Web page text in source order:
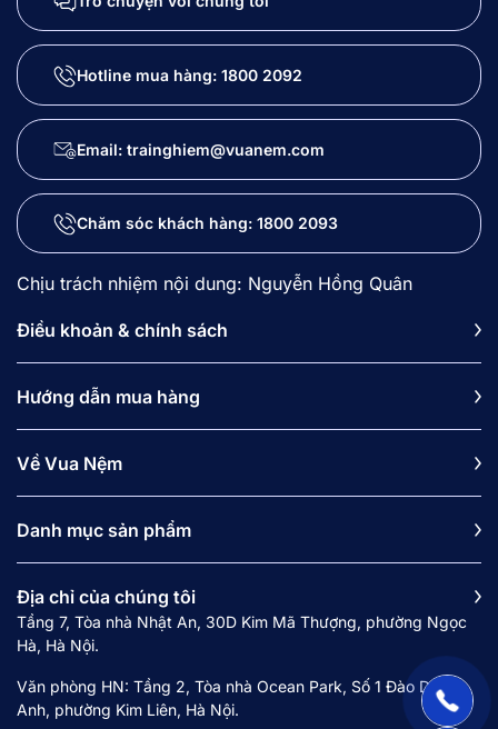
Hotline mua hàng: 1800 2092
Email: trainghiem@vuanem.com
Chăm sóc khách hàng: 1800 2093
Chịu trách nhiệm nội dung: Nguyễn Hồng Quân
Điều khoản & chính sách
Hướng dẫn mua hàng
Về Vua Nệm
Danh mục sản phẩm
Địa chỉ của chúng tôi
Tầng 7, Tòa nhà Nhật An, 30D Kim Mã Thượng, phường Ngọc
Hà, Hà Nội.
Văn phòng HN: Tầng 2, Tòa nhà Ocean Park, Số 1 Đào Duy
Anh, phường Kim Liên, Hà Nội.